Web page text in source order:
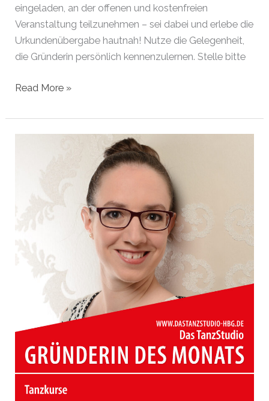
eingeladen, an der offenen und kostenfreien
Veranstaltung teilzunehmen – sei dabei und erlebe die
Urkundenübergabe hautnah! Nutze die Gelegenheit,
die Gründerin persönlich kennenzulernen. Stelle bitte
Gründerin
Monats
November
Read More »